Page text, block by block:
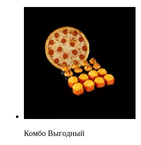
Комбо Выгодный